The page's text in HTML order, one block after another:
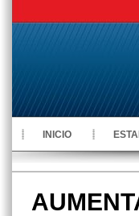
INICIO